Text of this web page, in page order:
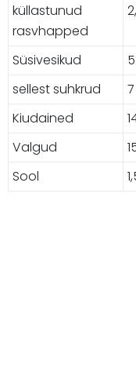
küllastunud
rasvhapped
Süsivesikud
sellest suhkrud
Kiudained
Valgud
Sool